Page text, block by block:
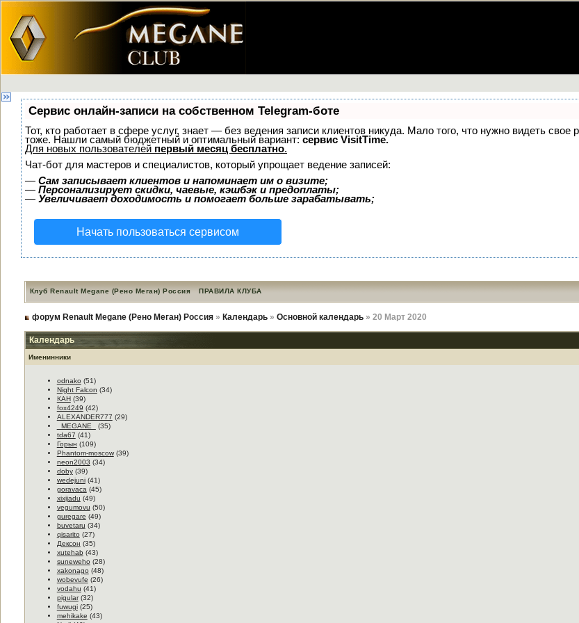
Сервис онлайн-записи на собственном Telegram-боте
Тот, кто работает в сфере услуг, знает — без ведения записи клиентов никуда. Мало того, что нужно видеть свое
тоже. Нашли самый бюджетный и оптимальный вариант: сервис VisitTime.
Для новых пользователей первый месяц бесплатно.
Чат-бот для мастеров и специалистов, который упрощает ведение записей:
— Сам записывает клиентов и напоминает им о визите;
— Персонализирует скидки, чаевые, кэшбэк и предоплаты;
— Увеличивает доходимость и помогает больше зарабатывать;
Начать пользоваться сервисом
Клуб Renault Megane (Рено Меган) Россия ПРАВИЛА КЛУБА
форум Renault Megane (Рено Меган) Россия» Календарь» Основной календарь» 20 Март 2020
Календарь
Именинники
odnako (51)
Night Falcon (34)
КАН(39)
fox4249 (42)
ALEXANDER777 (29)
_MEGANE_
(35)
tda67 (41)
Горын (109)
Phantom-moscow(39)
neon2003 (34)
doby(39)
wedejuni(41)
goravaca (45)
xixijadu (49)
vegumovu (50)
guregare (49)
buvetaru (34)
qisarito (27)
Дексон (35)
xutehab (43)
suneweho (28)
xakonago (48)
wobevufe (26)
vodahu (41)
pigular(32)
fuwugi(25)
mehikake (43)